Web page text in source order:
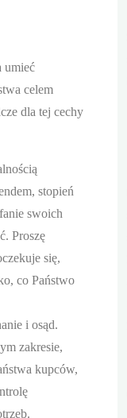
umieć
celem
dla tej cechy
stopień
swoich
Proszę
się,
co Państwo
i osąd.
zakresie,
kupców,